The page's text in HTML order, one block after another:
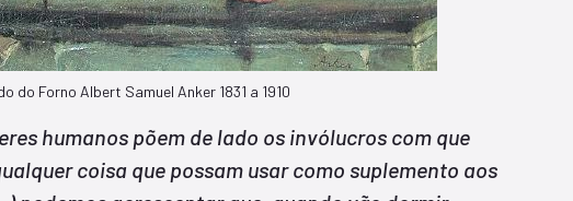
do Forno Albert Samuel Anker 1831 a 1910
humanos põem de lado os invólucros com que
coisa que possam usar como suplemento aos